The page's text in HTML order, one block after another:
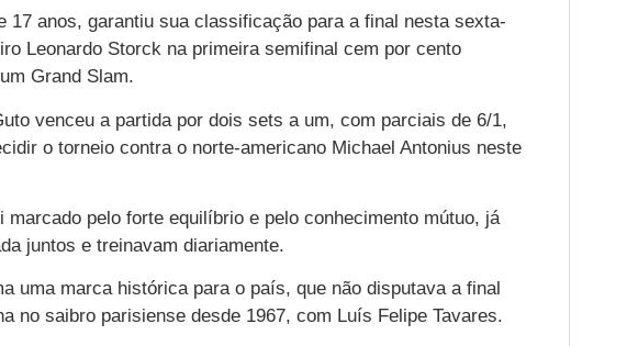
17 anos, garantiu sua classificação para a final nesta sexta-
Leonardo Storck na primeira semifinal cem por cento
Grand Slam.
venceu a partida por dois sets a um, com parciais de 6/1,
o torneio contra o norte-americano Michael Antonius neste
pelo forte equilíbrio e pelo conhecimento mútuo, já
juntos e treinavam diariamente.
uma marca histórica para o país, que não disputava a final
no saibro parisiense desde 1967, com Luís Felipe Tavares.